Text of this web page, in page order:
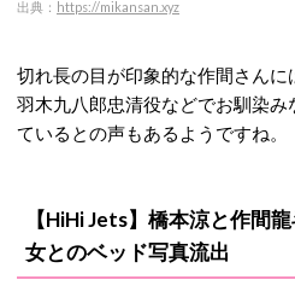
出典： https://mikansan.xyz
切れ長の目が印象的な作間さん
羽木九八郎忠清役などでお馴染
ているとの声もあるようですね。
【HiHi Jets】橋本涼と作間
女とのベッド写真流出